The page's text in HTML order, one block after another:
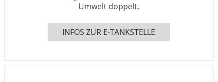
Umwelt doppelt.
INFOS ZUR E-TANKSTELLE